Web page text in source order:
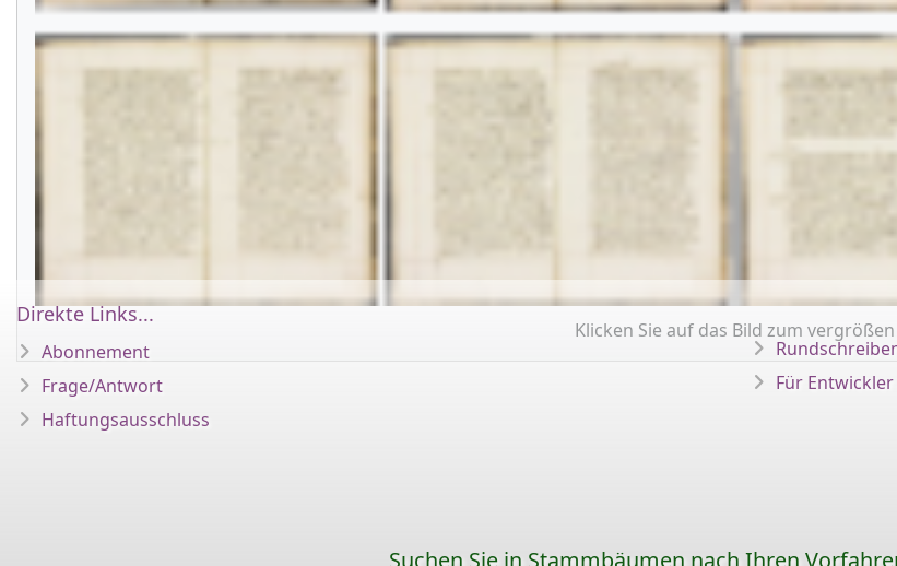
Klicken Sie auf das Bild zum vergrößen
Direkte Links...
Abonnement
Frage/Antwort
Haftungsausschluss
Für Entwickler
Suchen Sie in Stammbäumen nach Ihren